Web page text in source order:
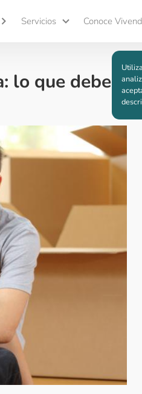
Servicios Conoce
lo que debes